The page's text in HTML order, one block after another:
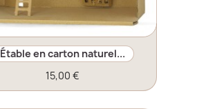
Étable en carton naturel...
15,00 €